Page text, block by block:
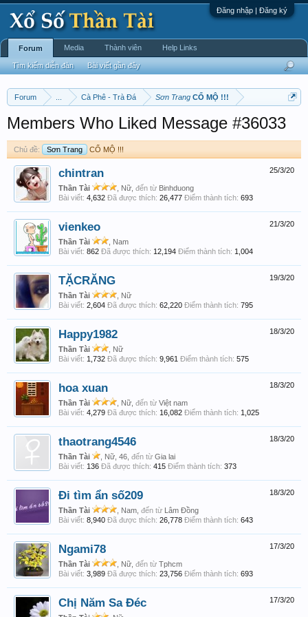
Đăng nhập | Đăng ký
Forum Cà Phê - Trà Đá Sơn Trang CỔ MỘ !!!
Members Who Liked Message #36033
Chủ đề: Sơn Trang CỔ MỘ !!!
25/3/20
chintran
Thần Tài , Nữ, đến từ Binhduong
Bài viết: 4,632 Đã được thích: 26,477 Điểm thành tích: 693
21/3/20
vienkeo
Thần Tài
, Nam
Bài viết: 862 Đã được thích: 12,194 Điểm thành tích: 1,004
19/3/20
TẶCRĂNG
Thần Tài
, Nữ
Bài viết: 2,604 Đã được thích: 62,220 Điểm thành tích: 795
18/3/20
Happy1982
Thần Tài
, Nữ
Bài viết: 1,732 Đã được thích: 9,961 Điểm thành tích: 575
18/3/20
hoa xuan
Thần Tài , Nữ, đến từ Việt nam
Bài viết: 4,279 Đã được thích: 16,082 Điểm thành tích: 1,025
18/3/20
thaotrang4546
Thần Tài , Nữ, 46, đến từ Gia lai
Bài viết: 136 Đã được thích: 415 Điểm thành tích: 373
18/3/20
Đi tìm ẩn số209
Thần Tài , Nam, đến từ Lâm Đồng
Bài viết: 8,940 Đã được thích: 26,778 Điểm thành tích: 643
17/3/20
Ngami78
Thần Tài , Nữ, đến từ Tphcm
Bài viết: 3,989 Đã được thích: 23,756 Điểm thành tích: 693
17/3/20
Chị Năm Sa Đéc
Forum
Tìm kiếm diễn đàn Bài viết gần đây
Media Thành viên Help Links